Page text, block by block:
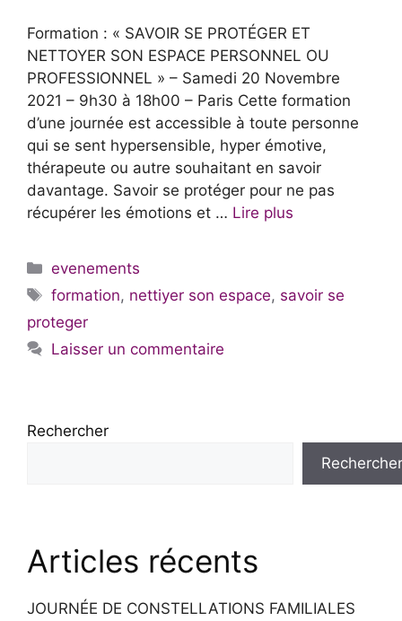
Formation : « SAVOIR SE PROTÉGER ET
NETTOYER SON ESPACE PERSONNEL OU
PROFESSIONNEL » – Samedi 20 Novembre
2021 – 9h30 à 18h00 – Paris Cette formation
d’une journée est accessible à toute personne
qui se sent hypersensible, hyper émotive,
thérapeute ou autre souhaitant en savoir
davantage. Savoir se protéger pour ne pas
récupérer les émotions et … Lire plus
Catégories
evenements
Étiquettes
formation, nettiyer son espace, savoir se
proteger
Laisser un commentaire
Rechercher
Rechercher
Articles récents
JOURNÉE DE CONSTELLATIONS FAMILIALES